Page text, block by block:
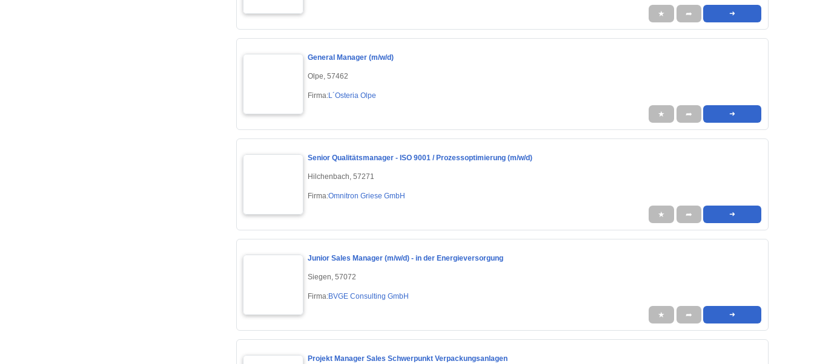
★ ➦ ➜
General Manager (m/w/d)
Olpe, 57462
Firma:L´Osteria Olpe
★ ➦ ➜
Senior Qualitätsmanager - ISO 9001 / Prozessoptimierung (m/w/d)
Hilchenbach, 57271
Firma:Omnitron Griese GmbH
★ ➦ ➜
Junior Sales Manager (m/w/d) - in der Energieversorgung
Siegen, 57072
Firma:BVGE Consulting GmbH
★ ➦ ➜
Projekt Manager Sales Schwerpunkt Verpackungsanlagen